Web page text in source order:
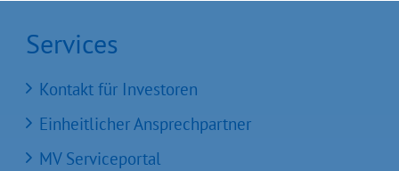
Services
Kontakt für Investoren
Einheitlicher Ansprechpartner
MV Serviceportal